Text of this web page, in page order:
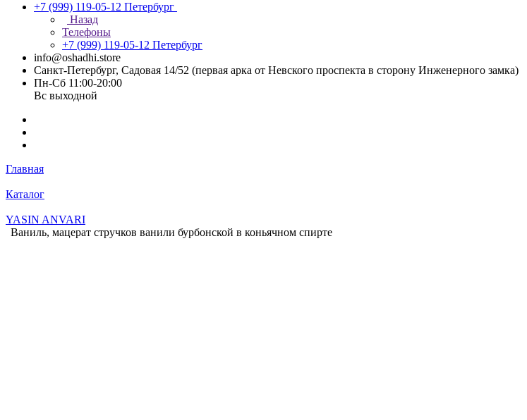
+7 (999) 119-05-12 Петербург
Назад
Телефоны
+7 (999) 119-05-12 Петербург
info@oshadhi.store
Санкт-Петербург, Садовая 14/52 (первая арка от Невского проспекта в сторону Инженерного замка)
Пн-Сб 11:00-20:00
Вс выходной
Главная
Каталог
YASIN ANVARI
Ваниль, мацерат стручков ванили бурбонской в коньячном спирте